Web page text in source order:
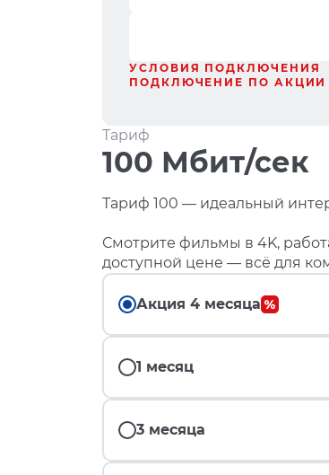
УСЛОВИЯ ПОДКЛЮЧЕНИЯ
ПОДКЛЮЧЕНИЕ ПО АКЦИИ
Тариф
100 Мбит/сек
Тариф 100 — идеальный
Смотрите фильмы в 4K,
доступной цене — всё для
Акция 4 месяца
1 месяц
3 месяца